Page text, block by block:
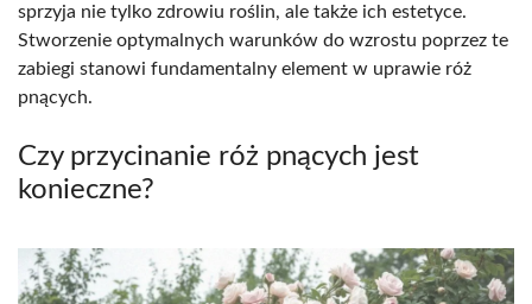
sprzyja nie tylko zdrowiu roślin, ale także ich estetyce.
Stworzenie optymalnych warunków do wzrostu poprzez te
zabiegi stanowi fundamentalny element w uprawie róż
pnących.
Czy przycinanie róż pnących jest
konieczne?